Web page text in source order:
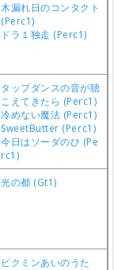
木漏れ日のコンタクト
(Perc1)
ドラ１独走 (Perc1)
タップダンスの音が聴
こえてきたら (Perc1)
冷めない魔法 (Perc1)
SweetButter (Perc1)
今日はソーダのひ (Pe
rc1)
光の都 (Gt1)
ピクミンあいのうた